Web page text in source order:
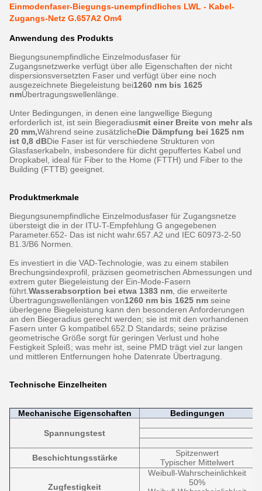
Einmodenfaser-Biegungs-unempfindliches LWL - Kabel-
Zugangs-Netz G.657A2 Om4
Anwendung des Produkts
Biegungsunempfindliche Einzelmodusfaser für
Zugangsnetzwerke verfügt über alle Eigenschaften der nicht
dispersionsversetzten Faser und verfügt über eine noch
ausgezeichnete Biegeleistung bei1260 nm bis 1625
nmÜbertragungswellenlänge.
Unter Bedingungen, in denen eine langwellige Biegung
erforderlich ist, ist sein Biegeradiusmit einer Breite von mehr als
20 mm,Während seine zusätzlicheDie Dämpfung bei 1625 nm
ist 0,8 dBDie Faser ist für verschiedene Strukturen von
Glasfaserkabeln, insbesondere für dicht gepuffertes Kabel und
Dropkabel, ideal für Fiber to the Home (FTTH) und Fiber to the
Building (FTTB) geeignet.
Produktmerkmale
Biegungsunempfindliche Einzelmodusfaser für Zugangsnetze
übersteigt die in der ITU-T-Empfehlung G angegebenen
Parameter.652- Das ist nicht wahr.657.A2 und IEC 60973-2-50
B1.3/B6 Normen.
Es investiert in die VAD-Technologie, was zu einem stabilen
Brechungsindexprofil, präzisen geometrischen Abmessungen und
extrem guter Biegeleistung der Ein-Mode-Fasern
führt. Wasserabsorption bei etwa 1383 nm , die erweiterte
Übertragungswellenlängen von1260 nm bis 1625 nm ­ seine
überlegene Biegeleistung kann den besonderen Anforderungen
an den Biegeradius gerecht werden; sie ist mit den vorhandenen
Fasern unter G kompatibel.652.D Standards; seine präzise
geometrische Größe sorgt für geringen Verlust und hohe
Festigkeit Spleiß; was mehr ist, seine PMD trägt viel zur langen
und mittleren Entfernungen hohe Datenrate Übertragung.
Technische Einzelheiten
Mechanische Eigenschaften Bedingungen
Spannungstest
Beschichtungsstärke
Spitzenwert
Typischer Mittelwert
Zugfestigkeit
Weibull-Wahrscheinlichkeit
50%